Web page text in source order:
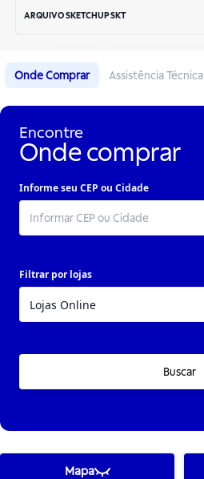
ARQUIVO SKETCHUP SKT
Onde Comprar Assistência Técnica
Encontre
Onde comprar
Informe seu CEP ou Cidade
Filtrar por lojas
Buscar
Mapa